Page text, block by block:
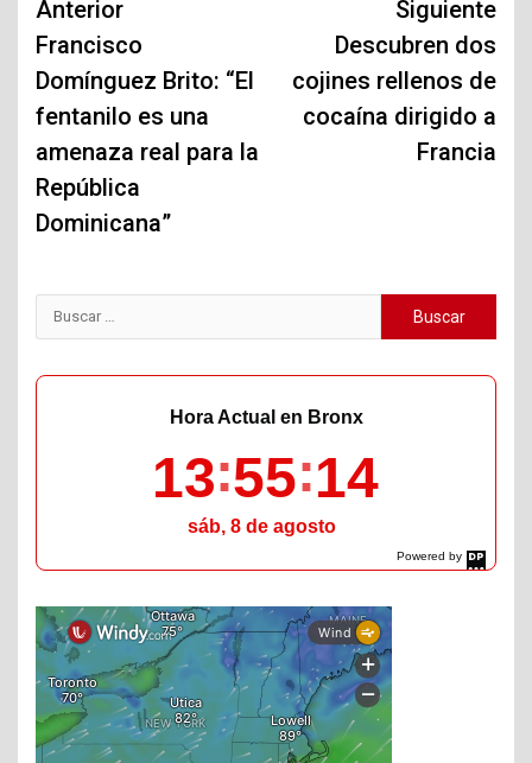
Navegación
de
entradas
Anterior
Francisco
Domínguez Brito: “El
fentanilo es una
amenaza real para la
República
Dominicana”
Siguiente
Descubren dos
cojines rellenos de
cocaína dirigido a
Francia
Buscar:
Powered by
DaysPedia.com
Hora Actual en Bronx
13 55 15
sáb, 8 de agosto